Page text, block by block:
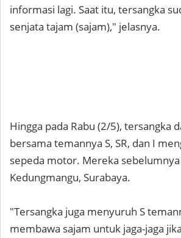
informasi lagi. Saat itu, tersangka
senjata tajam (sajam)," jelasnya.
Hingga pada Rabu (2/5), tersangka
bersama temannya S, SR, dan I
sepeda motor. Mereka
Kedungmangu, Surabaya.
"Tersangka juga menyuruh S
membawa sajam untuk jaga-jaga